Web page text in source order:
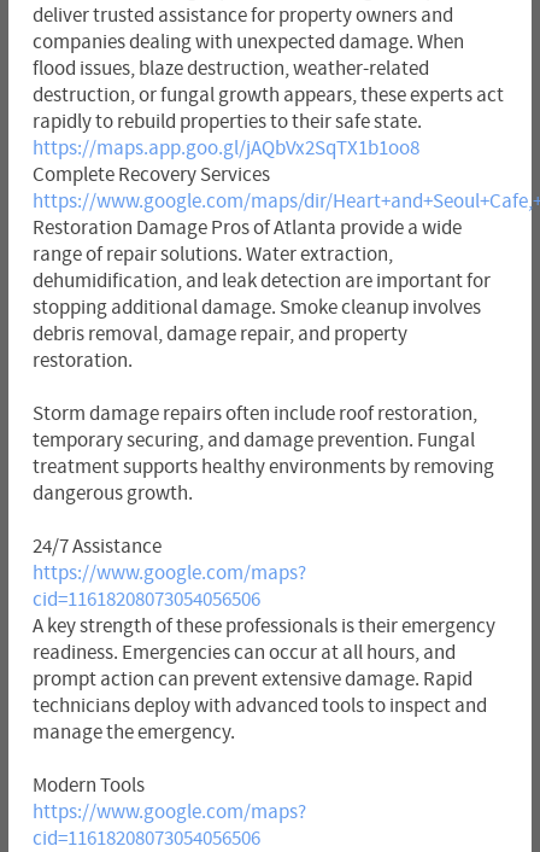
deliver trusted assistance for property owners and
companies dealing with unexpected damage. When
flood issues, blaze destruction, weather-related
destruction, or fungal growth appears, these experts act
rapidly to rebuild properties to their safe state.
https://maps.app.goo.gl/jAQbVx2SqTX1b1oo8
Complete Recovery Services
https://www.google.com/maps/dir/
Restoration Damage Pros of Atlanta provide a wide
range of repair solutions. Water extraction,
dehumidification, and leak detection are important for
stopping additional damage. Smoke cleanup involves
debris removal, damage repair, and property
restoration.
Storm damage repairs often include roof restoration,
temporary securing, and damage prevention. Fungal
treatment supports healthy environments by removing
dangerous growth.
24/7 Assistance
https://www.google.com/maps?
cid=11618208073054056506
A key strength of these professionals is their emergency
readiness. Emergencies can occur at all hours, and
prompt action can prevent extensive damage. Rapid
technicians deploy with advanced tools to inspect and
manage the emergency.
Modern Tools
https://www.google.com/maps?
cid=11618208073054056506